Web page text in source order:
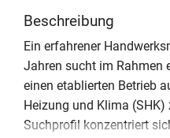
Beschreibung
Ein erfahrener
Jahren sucht im Rahmen
einen etablierten Betrieb
Heizung und Klima (SHK)
Suchprofil konzentriert